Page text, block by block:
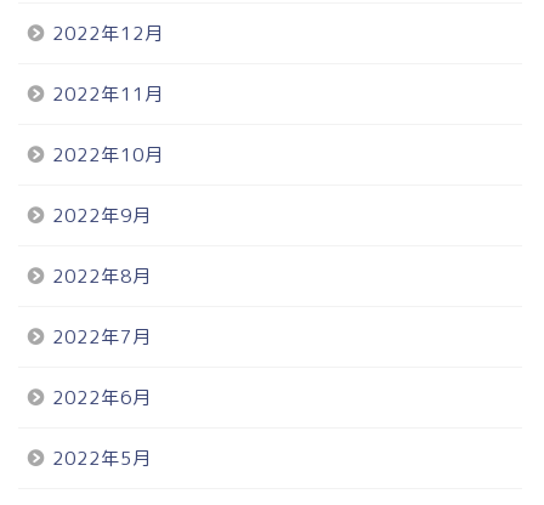
2022年12月
2022年11月
2022年10月
2022年9月
2022年8月
2022年7月
2022年6月
2022年5月